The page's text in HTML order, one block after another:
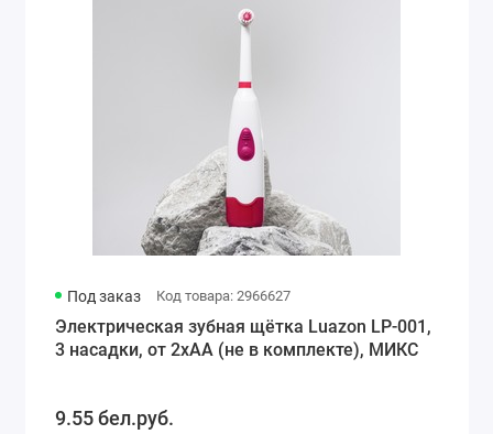
Под заказ Код товара: 2966627
Электрическая зубная щётка Luazon LP-001,
3 насадки, от 2xАА (не в комплекте), МИКС
9.55 бел.руб.